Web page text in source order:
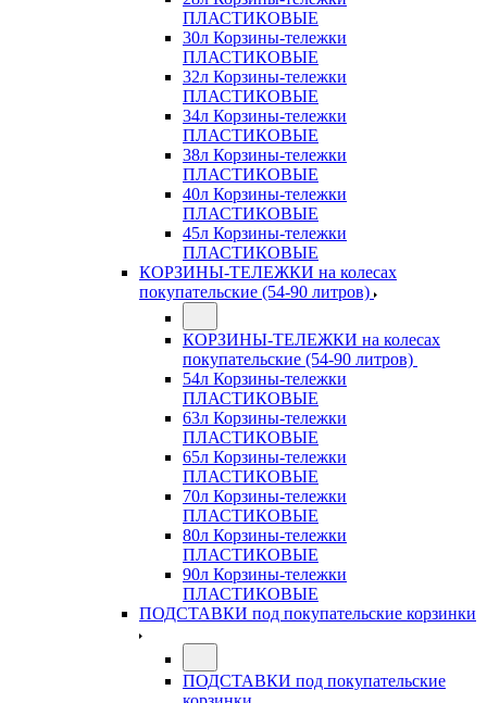
ПЛАСТИКОВЫЕ
30л Корзины-тележки
ПЛАСТИКОВЫЕ
32л Корзины-тележки
ПЛАСТИКОВЫЕ
34л Корзины-тележки
ПЛАСТИКОВЫЕ
38л Корзины-тележки
ПЛАСТИКОВЫЕ
40л Корзины-тележки
ПЛАСТИКОВЫЕ
45л Корзины-тележки
ПЛАСТИКОВЫЕ
КОРЗИНЫ-ТЕЛЕЖКИ на колесах
покупательские (54-90 литров)
КОРЗИНЫ-ТЕЛЕЖКИ на колесах
покупательские (54-90 литров)
54л Корзины-тележки
ПЛАСТИКОВЫЕ
63л Корзины-тележки
ПЛАСТИКОВЫЕ
65л Корзины-тележки
ПЛАСТИКОВЫЕ
70л Корзины-тележки
ПЛАСТИКОВЫЕ
80л Корзины-тележки
ПЛАСТИКОВЫЕ
90л Корзины-тележки
ПЛАСТИКОВЫЕ
ПОДСТАВКИ под покупательские корзинки
ПОДСТАВКИ под покупательские